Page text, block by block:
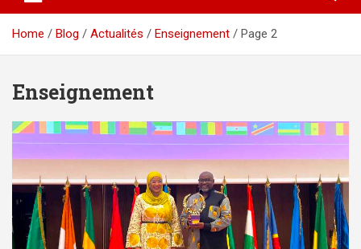
Home Blog Actualités Enseignement Page 2
Enseignement